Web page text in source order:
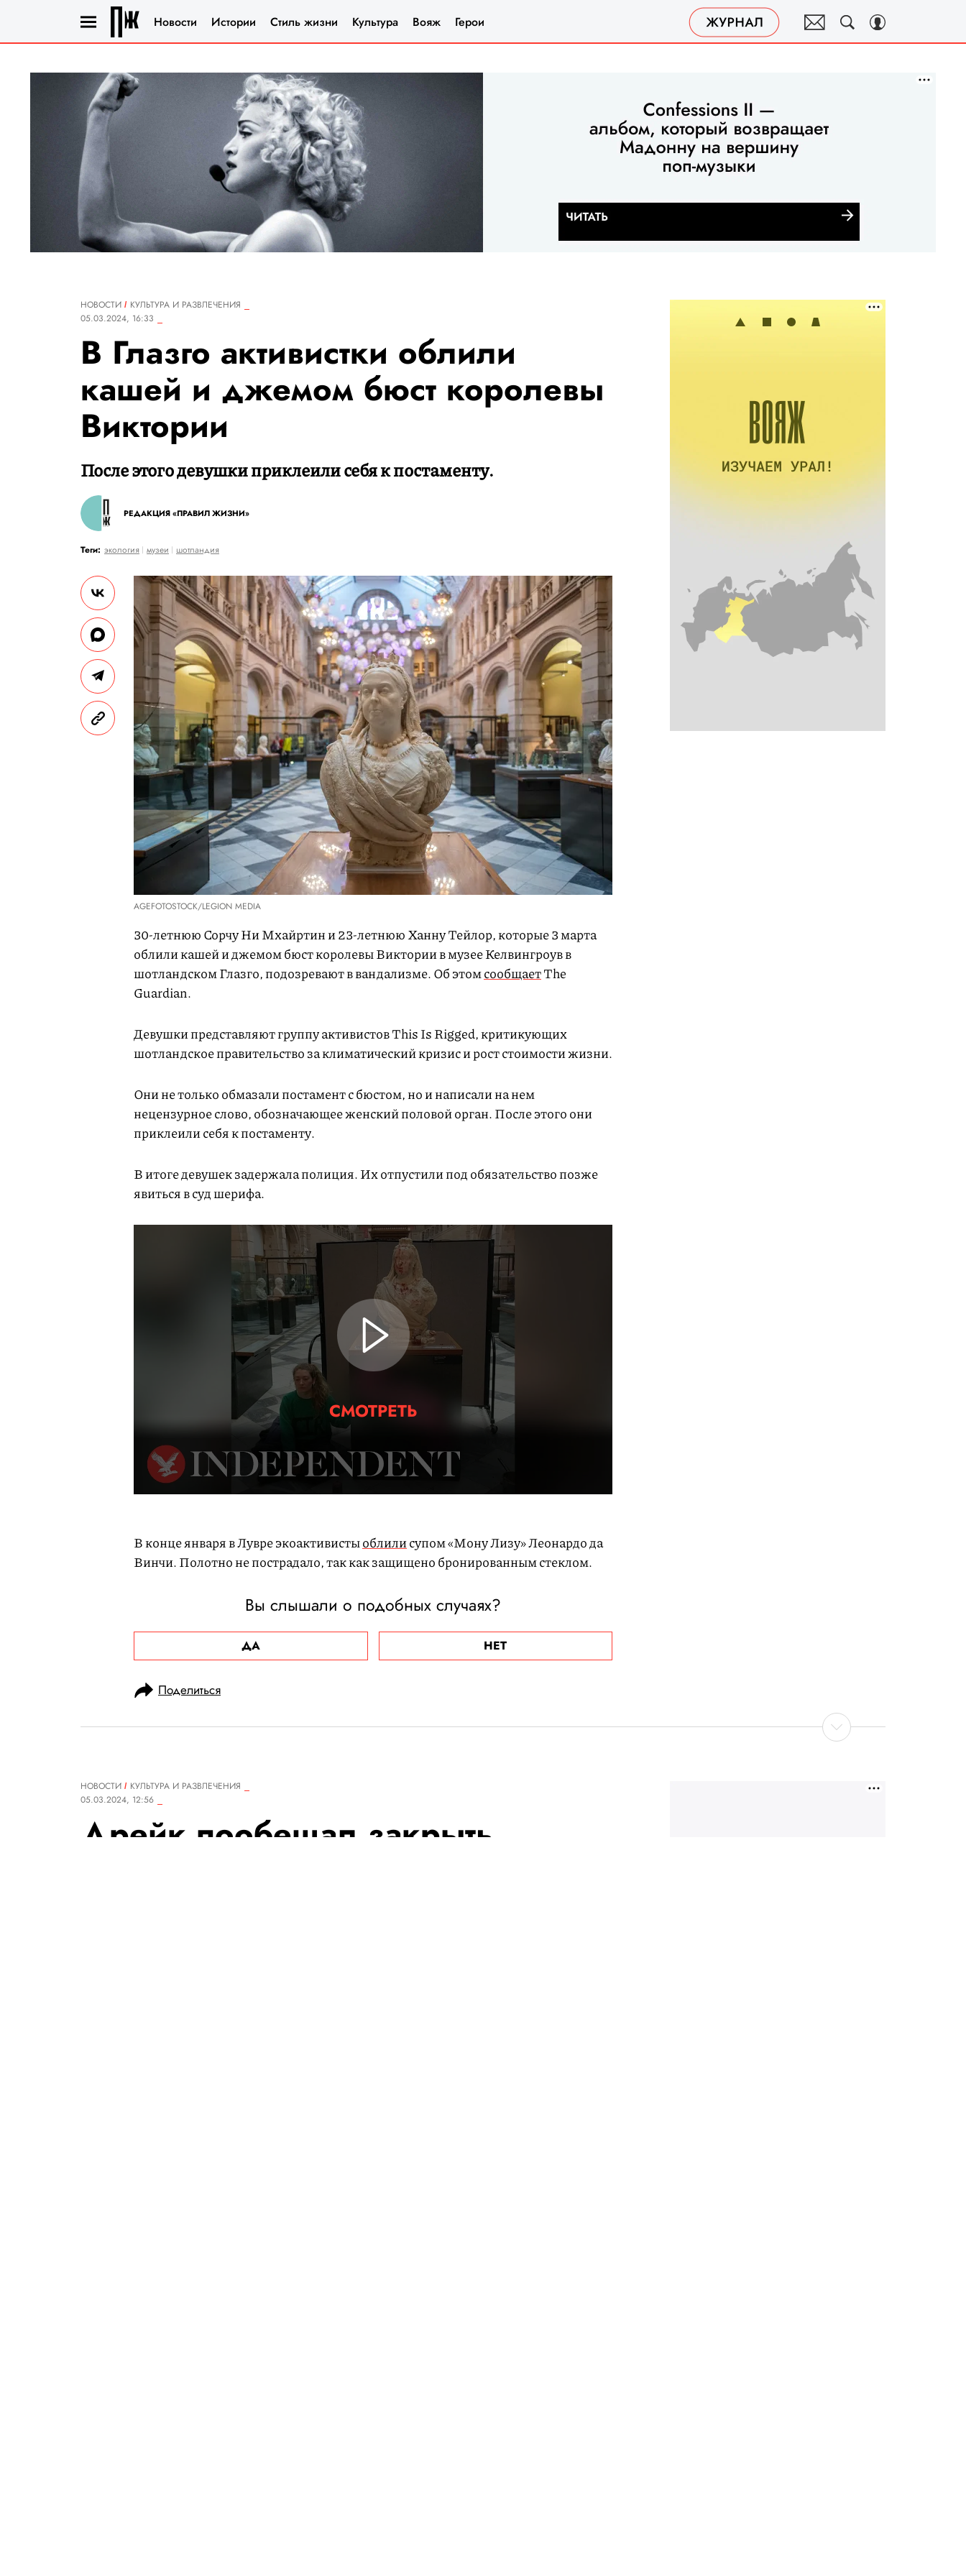
Новости Истории Стиль жизни Культура Вояж Герои
НОВОСТИ
КУЛЬТУРА И РАЗВЛЕЧЕНИЯ
05.03.2024, 16:33
В Глазго активистки облили
кашей и джемом бюст королевы
Виктории
После этого девушки приклеили себя к постаменту.
РЕДАКЦИЯ «ПРАВИЛ ЖИЗНИ»
Теги: экология музеи шотландия
AGEFOTOSTOCK/LEGION MEDIA
30-летнюю Сорчу Ни Мхайртин и 23-летнюю Ханну Тейлор, которые 3 марта
облили кашей и джемом бюст королевы Виктории в музее Келвингроув в
шотландском Глазго, подозревают в вандализме. Об этомсообщаетThe
Guardian.
Девушки представляют группу активистов This Is Rigged, критикующих
шотландское правительство за климатический кризис и рост стоимости жизни.
Они не только обмазали постамент с бюстом, но и написали на нем
нецензурное слово, обозначающее женский половой орган. После этого они
приклеили себя к постаменту.
В итоге девушек задержала полиция. Их отпустили под обязательство позже
явиться в суд шерифа.
СМОТРЕТЬ
В конце января в Лувре экоактивистыоблилисупом «Мону Лизу» Леонардо да
Винчи. Полотно не пострадало, так как защищено бронированным стеклом.
Вы слышали о подобных случаях?
ДА НЕТ
Поделиться
НОВОСТИ
КУЛЬТУРА И РАЗВЛЕЧЕНИЯ
05.03.2024, 12:56
Дрейк пообещал закрыть